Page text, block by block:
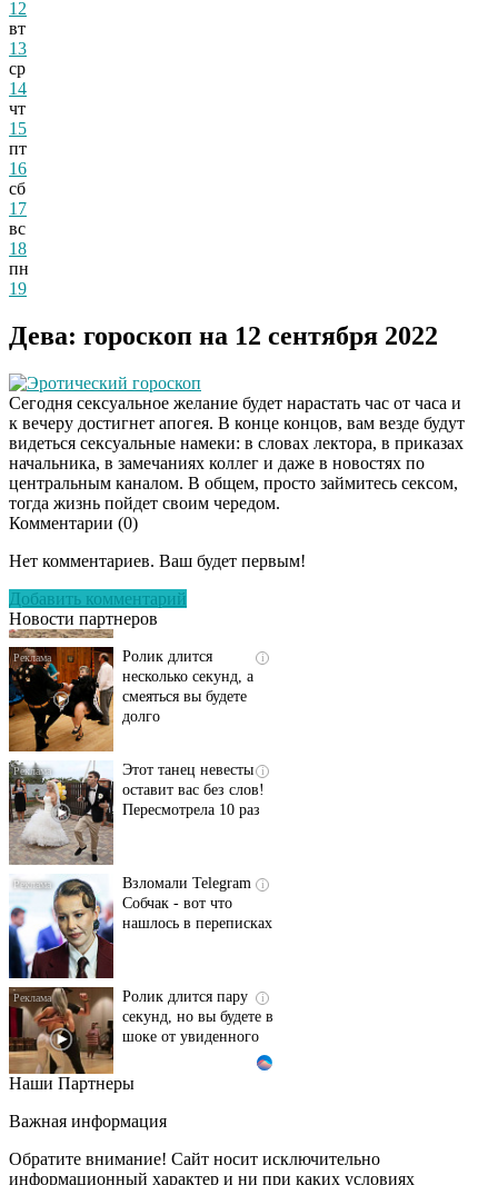
12
вт
13
ср
14
чт
15
пт
16
сб
17
вс
18
пн
19
Дева: гороскоп на 12 сентября 2022
Эротический гороскоп
Сегодня сексуальное желание будет нарастать час от часа и
к вечеру достигнет апогея. В конце концов, вам везде будут
видеться сексуальные намеки: в словах лектора, в приказах
начальника, в замечаниях коллег и даже в новостях по
центральным каналом. В общем, просто займитесь сексом,
тогда жизнь пойдет своим чередом.
Комментарии (0)
Нет комментариев. Ваш будет первым!
Добавить комментарий
Новости партнеров
Скрытая камера на
люди вытворяют, когда
несколько секунд, а
смеяться вы будете
долго
оставит вас без слов!
Пересмотрела 10 раз
Собчак - вот что
нашлось в переписках
секунд, но вы будете в
шоке от увиденного
Ржу не переставая, это
не раз
Наши Партнеры
Важная информация
Обратите внимание! Сайт носит исключительно
информационный характер и ни при каких условиях